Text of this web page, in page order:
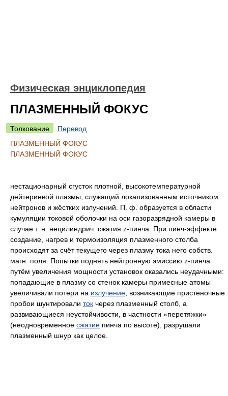
Физическая энциклопедия
ПЛАЗМЕННЫЙ ФОКУС
Толкование
Перевод
ПЛАЗМЕННЫЙ ФОКУС
ПЛАЗМЕННЫЙ ФОКУС
нестационарный сгусток плотной, высокотемпературной
дейтериевой плазмы, служащий локализованным источником
нейтронов и жёстких излучений. П. ф. образуется в области
кумуляции токовой оболочки на оси газоразрядной камеры в
случае т. н. нецилиндрич. сжатия z-пинча. При пинч-эффекте
создание, нагрев и термоизоляция плазменного столба
происходят за счёт текущего через плазму тока него собств.
магн. поля. Попытки поднять нейтронную эмиссию z-пинча
путём увеличения мощности установок оказались неудачными:
попадающие в плазму со стенок камеры примесные атомы
увеличивали потери на излучение , возникающие пристеночные
пробои шунтировали ток через плазменный столб, а
развивающиеся неустойчивости, в частности «перетяжки»
(неодновременное сжатие пинча по высоте), разрушали
плазменный шнур как целое.